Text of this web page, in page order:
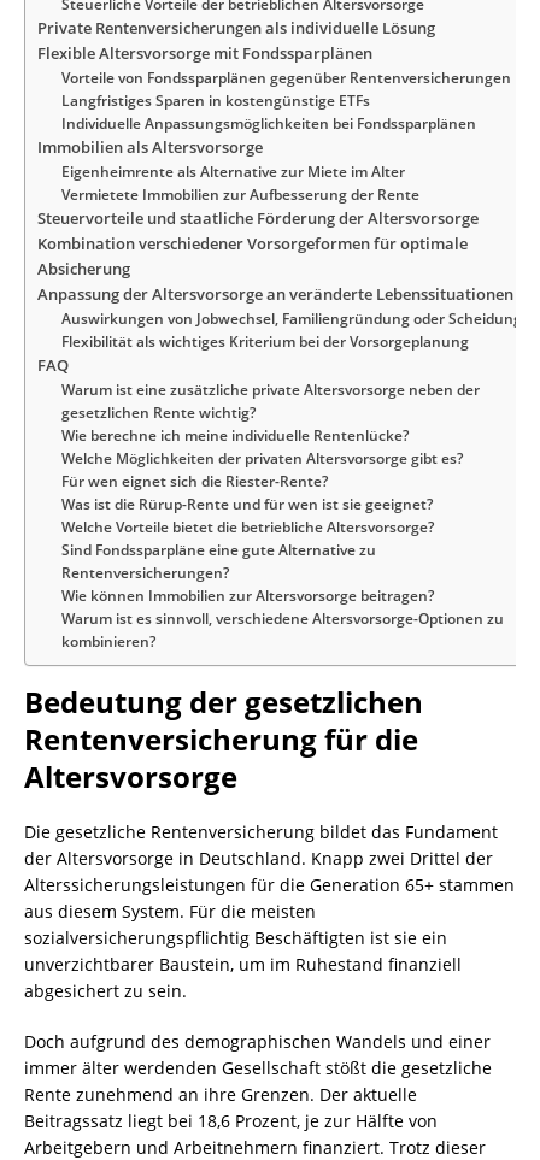
Private Rentenversicherungen als individuelle Lösung
Flexible Altersvorsorge mit Fondssparplänen
Vorteile von Fondssparplänen gegenüber Rentenversicherungen
Langfristiges Sparen in kostengünstige ETFs
Individuelle Anpassungsmöglichkeiten bei Fondssparplänen
Immobilien als Altersvorsorge
Eigenheimrente als Alternative zur Miete im Alter
Vermietete Immobilien zur Aufbesserung der Rente
Steuervorteile und staatliche Förderung der Altersvorsorge
Kombination verschiedener Vorsorgeformen für optimale
Absicherung
Anpassung der Altersvorsorge an veränderte Lebenssituationen
Auswirkungen von Jobwechsel, Familiengründung oder Scheidung
Flexibilität als wichtiges Kriterium bei der Vorsorgeplanung
FAQ
Warum ist eine zusätzliche private Altersvorsorge neben der
gesetzlichen Rente wichtig?
Wie berechne ich meine individuelle Rentenlücke?
Welche Möglichkeiten der privaten Altersvorsorge gibt es?
Für wen eignet sich die Riester-Rente?
Was ist die Rürup-Rente und für wen ist sie geeignet?
Welche Vorteile bietet die betriebliche Altersvorsorge?
Sind Fondssparpläne eine gute Alternative zu
Rentenversicherungen?
Wie können Immobilien zur Altersvorsorge beitragen?
Warum ist es sinnvoll, verschiedene Altersvorsorge-Optionen zu
kombinieren?
Bedeutung der gesetzlichen
Rentenversicherung für die
Altersvorsorge
Die gesetzliche Rentenversicherung bildet das Fundament
der Altersvorsorge in Deutschland. Knapp zwei Drittel der
Alterssicherungsleistungen für die Generation 65+ stammen
aus diesem System. Für die meisten
sozialversicherungspflichtig Beschäftigten ist sie ein
unverzichtbarer Baustein, um im Ruhestand finanziell
abgesichert zu sein.
Doch aufgrund des demographischen Wandels und einer
immer älter werdenden Gesellschaft stößt die gesetzliche
Rente zunehmend an ihre Grenzen. Der aktuelle
Beitragssatz liegt bei 18,6 Prozent, je zur Hälfte von
Arbeitgebern und Arbeitnehmern finanziert. Trotz dieser